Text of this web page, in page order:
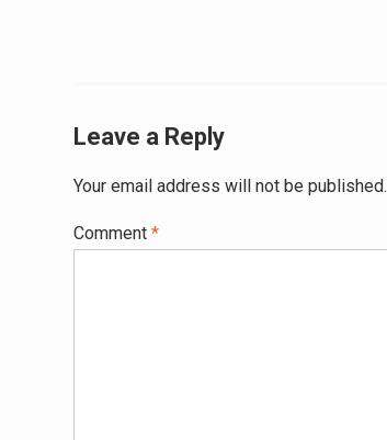
Leave a Reply
Your email address will not be published.
Comment *